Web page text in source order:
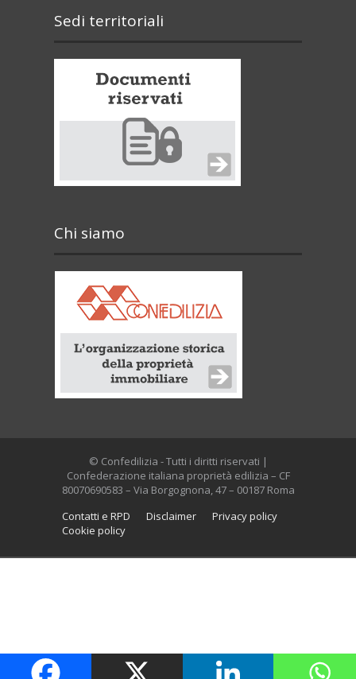
Sedi territoriali
Chi siamo
© Confedilizia - Tutti i diritti riservati |
Confederazione italiana proprietà edilizia – CF
80070690583 – Via Borgognona, 47 – 00187 Roma
Contatti e RPD
Disclaimer
Privacy policy
Cookie policy